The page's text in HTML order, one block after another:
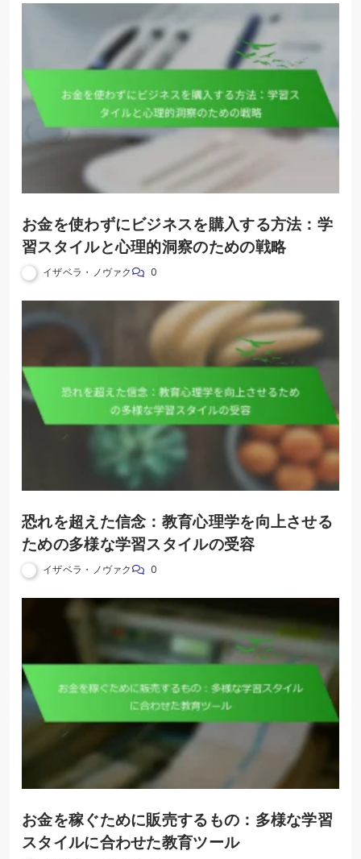
お金を使わずにビジネスを購入する方法：学
習スタイルと心理的洞察のための戦略
イザベラ・ノヴァク 0
恐れを超えた信念：教育心理学を向上させる
ための多様な学習スタイルの受容
イザベラ・ノヴァク 0
お金を稼ぐために販売するもの：多様な学習
スタイルに合わせた教育ツール